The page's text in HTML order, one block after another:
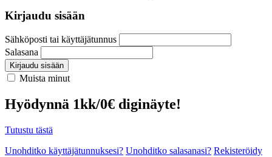
Kirjaudu sisään
Sähköposti tai käyttäjätunnus
Salasana
Kirjaudu sisään
Muista minut
Hyödynnä 1kk/0€ diginäyte!
Tutustu tästä
Unohditko käyttäjätunnuksesi? Unohditko salasanasi? Rekisteröidy